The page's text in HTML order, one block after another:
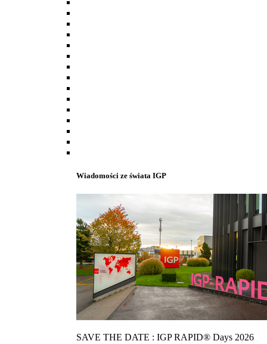
Wiadomości ze świata IGP
SAVE THE DATE : IGP RAPID® Days 2026